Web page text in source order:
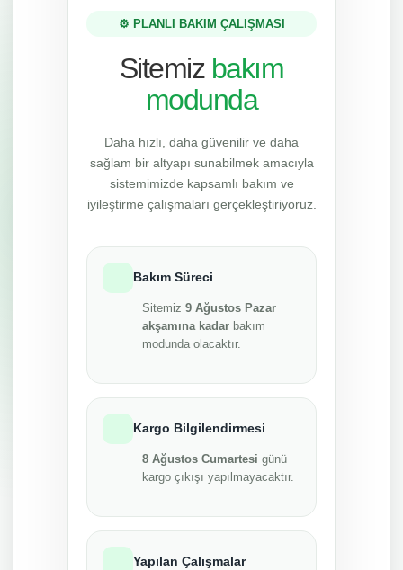
⚙️ PLANLI BAKIM ÇALIŞMASI
Sitemiz bakım
modunda
Daha hızlı, daha güvenilir ve daha
sağlam bir altyapı sunabilmek amacıyla
sistemimizde kapsamlı bakım ve
iyileştirme çalışmaları gerçekleştiriyoruz.
Bakım Süreci
Sitemiz 9 Ağustos Pazar
akşamına kadar bakım
modunda olacaktır.
Kargo Bilgilendirmesi
8 Ağustos Cumartesi günü
kargo çıkışı yapılmayacaktır.
Yapılan Çalışmalar